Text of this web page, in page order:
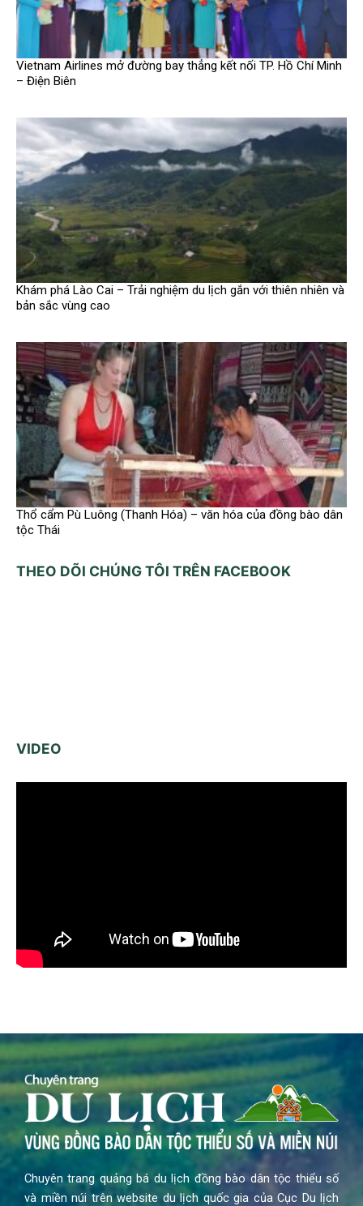
Vietnam Airlines mở đường bay thẳng kết nối TP. Hồ Chí Minh
– Điện Biên
Khám phá Lào Cai – Trải nghiệm du lịch gắn với thiên nhiên và
bản sắc vùng cao
Thổ cẩm Pù Luông (Thanh Hóa) – văn hóa của đồng bào dân
tộc Thái
THEO DÕI CHÚNG TÔI TRÊN FACEBOOK
VIDEO
Chuyên trang quảng bá du lịch đồng bào dân tộc thiểu số
và miền núi trên website du lịch quốc gia của Cục Du lịch